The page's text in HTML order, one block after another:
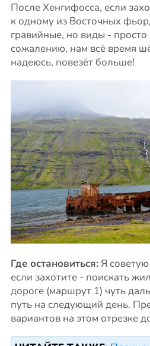
После Хенгифосса, если
к одному из Восточных
гравийные, но виды -
сожалению, нам всё время
надеюсь, повезёт больше!
Где остановиться:Я советую
если захотите - поискать
дороге (маршрут 1) чуть
путь на следующий день.
вариантов на этом отрезке